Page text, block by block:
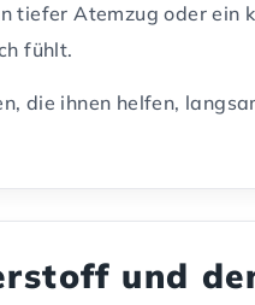
Atemzug oder ein
fühlt.
die ihnen helfen,
und